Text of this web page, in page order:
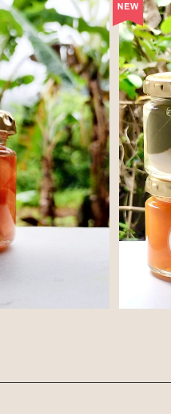
ピクルス